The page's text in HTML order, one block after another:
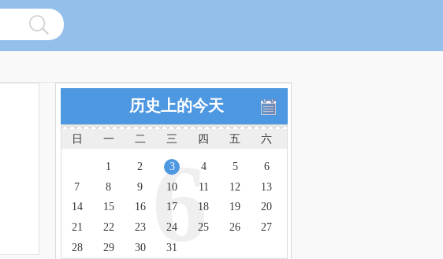
历史上的今天
日 一 二 三 四 五 六
6
1 2 3 4 5
6
7
8 9 10 11 12
13
14
15 16 17 18 19
20
21
22 23 24 25 26
27
28
29 30 31